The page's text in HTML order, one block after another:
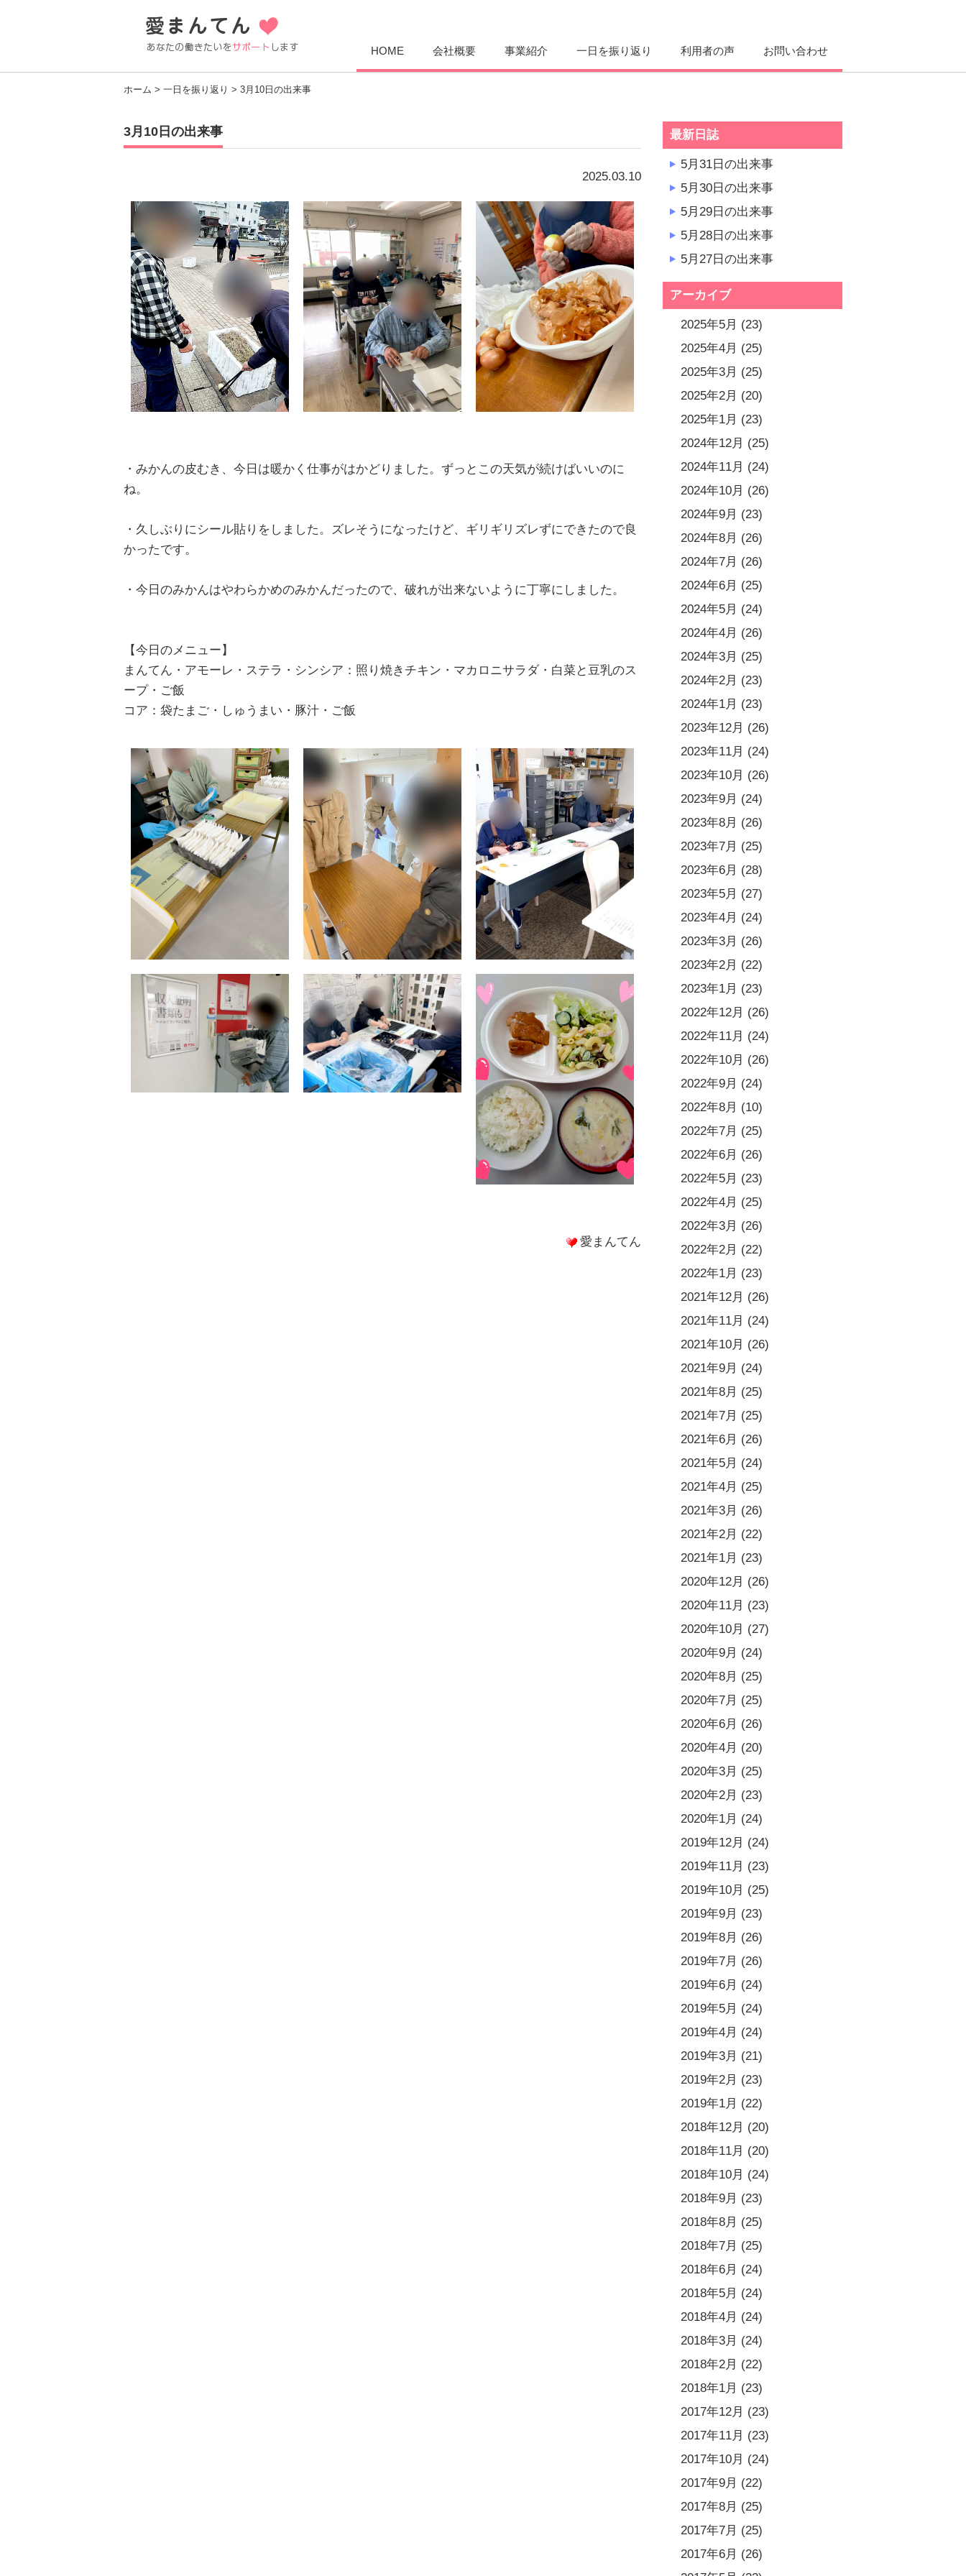
HOME 会社概要 事業紹介 一日を振り返り 利用者の声 お問い合わせ
ホーム > 一日を振り返り > 3月10日の出来事
3月10日の出来事
2025.03.10
・みかんの皮むき、今日は暖かく仕事がはかどりました。ずっとこの天気が続けばいいのに
ね。
・久しぶりにシール貼りをしました。ズレそうになったけど、ギリギリズレずにできたので良
かったです。
・今日のみかんはやわらかめのみかんだったので、破れが出来ないように丁寧にしました。
【今日のメニュー】
まんてん・アモーレ・ステラ・シンシア：照り焼きチキン・マカロニサラダ・白菜と豆乳のス
ープ・ご飯
コア：袋たまご・しゅうまい・豚汁・ご飯
愛まんてん
最新日誌
5月31日の出来事
5月30日の出来事
5月29日の出来事
5月28日の出来事
5月27日の出来事
アーカイブ
2025年5月 (23)
2025年4月 (25)
2025年3月 (25)
2025年2月 (20)
2025年1月 (23)
2024年12月 (25)
2024年11月 (24)
2024年10月 (26)
2024年9月 (23)
2024年8月 (26)
2024年7月 (26)
2024年6月 (25)
2024年5月 (24)
2024年4月 (26)
2024年3月 (25)
2024年2月 (23)
2024年1月 (23)
2023年12月 (26)
2023年11月 (24)
2023年10月 (26)
2023年9月 (24)
2023年8月 (26)
2023年7月 (25)
2023年6月 (28)
2023年5月 (27)
2023年4月 (24)
2023年3月 (26)
2023年2月 (22)
2023年1月 (23)
2022年12月 (26)
2022年11月 (24)
2022年10月 (26)
2022年9月 (24)
2022年8月 (10)
2022年7月 (25)
2022年6月 (26)
2022年5月 (23)
2022年4月 (25)
2022年3月 (26)
2022年2月 (22)
2022年1月 (23)
2021年12月 (26)
2021年11月 (24)
2021年10月 (26)
2021年9月 (24)
2021年8月 (25)
2021年7月 (25)
2021年6月 (26)
2021年5月 (24)
2021年4月 (25)
2021年3月 (26)
2021年2月 (22)
2021年1月 (23)
2020年12月 (26)
2020年11月 (23)
2020年10月 (27)
2020年9月 (24)
2020年8月 (25)
2020年7月 (25)
2020年6月 (26)
2020年4月 (20)
2020年3月 (25)
2020年2月 (23)
2020年1月 (24)
2019年12月 (24)
2019年11月 (23)
2019年10月 (25)
2019年9月 (23)
2019年8月 (26)
2019年7月 (26)
2019年6月 (24)
2019年5月 (24)
2019年4月 (24)
2019年3月 (21)
2019年2月 (23)
2019年1月 (22)
2018年12月 (20)
2018年11月 (20)
2018年10月 (24)
2018年9月 (23)
2018年8月 (25)
2018年7月 (25)
2018年6月 (24)
2018年5月 (24)
2018年4月 (24)
2018年3月 (24)
2018年2月 (22)
2018年1月 (23)
2017年12月 (23)
2017年11月 (23)
2017年10月 (24)
2017年9月 (22)
2017年8月 (25)
2017年7月 (25)
2017年6月 (26)